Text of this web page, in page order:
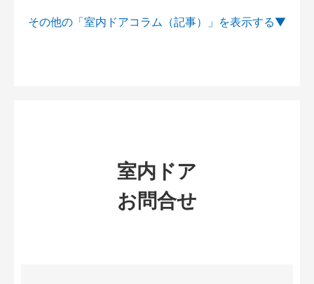
その他の「室内ドアコラム（記事）」を
室内ドア
お問合せ